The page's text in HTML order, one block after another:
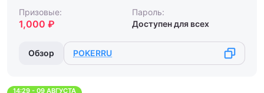
Призовые:
1,000 ₽
Пароль:
Доступен для всех
Обзор POKERRU
14:29 - 09 АВГУСТА